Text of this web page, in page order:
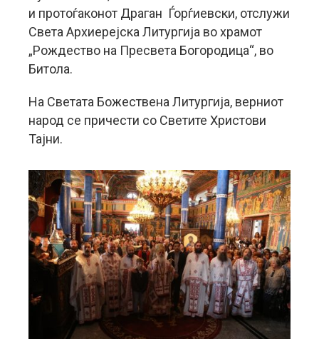
и протоѓаконот Драган Ѓорѓиевски, отслужи
Света Архиерејска Литургија во храмот
„Рождество на Пресвета Богородица“, во
Битола.
На Светата Божествена Литургија, верниот
народ се причести со Светите Христови
Тајни.